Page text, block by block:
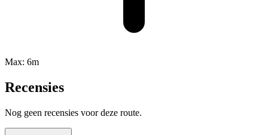
Max: 6m
Recensies
Nog geen recensies voor deze route.